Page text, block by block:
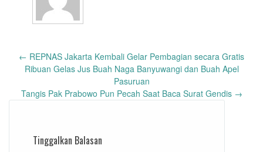
Post
navigation
← REPNAS Jakarta Kembali Gelar Pembagian secara Gratis
Ribuan Gelas Jus Buah Naga Banyuwangi dan Buah Apel
Pasuruan
Tangis Pak Prabowo Pun Pecah Saat Baca Surat Gendis →
Tinggalkan Balasan